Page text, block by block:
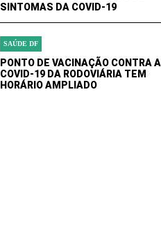
SINTOMAS DA COVID-19
SAÚDE DF
PONTO DE VACINAÇÃO CONTRA A
COVID-19 DA RODOVIÁRIA TEM
HORÁRIO AMPLIADO